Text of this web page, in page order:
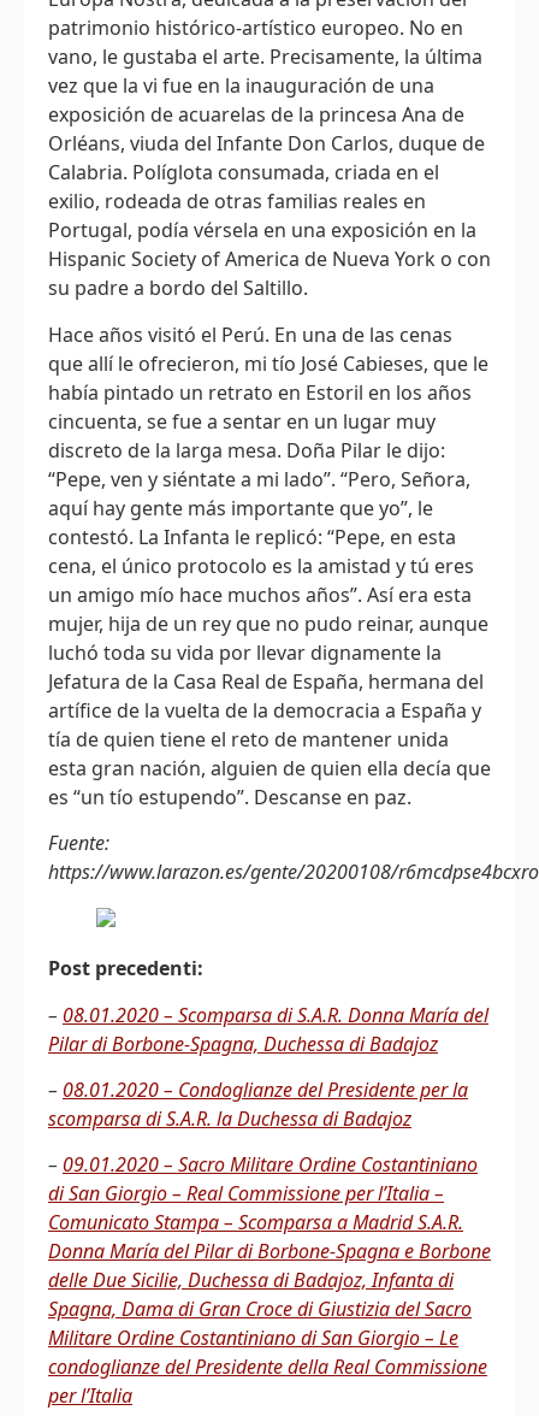
patrimonio histórico-artístico europeo. No en
vano, le gustaba el arte. Precisamente, la última
vez que la vi fue en la inauguración de una
exposición de acuarelas de la princesa Ana de
Orléans, viuda del Infante Don Carlos, duque de
Calabria. Políglota consumada, criada en el
exilio, rodeada de otras familias reales en
Portugal, podía vérsela en una exposición en la
Hispanic Society of America de Nueva York o con
su padre a bordo del Saltillo.
Hace años visitó el Perú. En una de las cenas
que allí le ofrecieron, mi tío José Cabieses, que le
había pintado un retrato en Estoril en los años
cincuenta, se fue a sentar en un lugar muy
discreto de la larga mesa. Doña Pilar le dijo:
“Pepe, ven y siéntate a mi lado”. “Pero, Señora,
aquí hay gente más importante que yo”, le
contestó. La Infanta le replicó: “Pepe, en esta
cena, el único protocolo es la amistad y tú eres
un amigo mío hace muchos años”. Así era esta
mujer, hija de un rey que no pudo reinar, aunque
luchó toda su vida por llevar dignamente la
Jefatura de la Casa Real de España, hermana del
artífice de la vuelta de la democracia a España y
tía de quien tiene el reto de mantener unida
esta gran nación, alguien de quien ella decía que
es “un tío estupendo”. Descanse en paz.
Fuente:
https://www.larazon.es/gente/20200108/
Post precedenti:
– 08.01.2020 – Scomparsa di S.A.R. Donna María del
Pilar di Borbone-Spagna, Duchessa di Badajoz
– 08.01.2020 – Condoglianze del Presidente per la
scomparsa di S.A.R. la Duchessa di Badajoz
– 09.01.2020 – Sacro Militare Ordine Costantiniano
di San Giorgio – Real Commissione per l’Italia –
Comunicato Stampa – Scomparsa a Madrid S.A.R.
Donna María del Pilar di Borbone-Spagna e Borbone
delle Due Sicilie, Duchessa di Badajoz, Infanta di
Spagna, Dama di Gran Croce di Giustizia del Sacro
Militare Ordine Costantiniano di San Giorgio – Le
condoglianze del Presidente della Real Commissione
per l’Italia